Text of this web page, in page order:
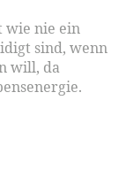
wie nie ein
sind, wenn
will, da